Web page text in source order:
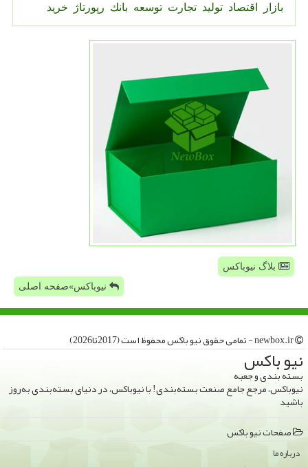
بازار اقتصاد تولید تجارت توسعه بانك رپورتاژ خرید
بلاگ نیوباکس
نیوباکس»صفحه اصلی
نیو باكس
بسته بندی و جعبه
نیوباکس، مرجع جامع صنعت بسته‌بندی! با نیوباکس، در دنیای بسته‌بندی به‌روز
باشید
صفحات نیو باكس
درباره ما